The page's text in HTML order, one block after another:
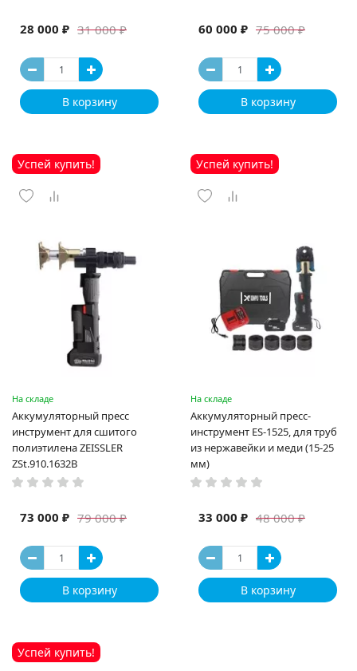
машина
31 000 ₽
28 000 ₽
В корзину
75 000 ₽
60 000 ₽
В корзину
Успей купить!
На складе
Аккумуляторный пресс
инструмент для сшитого
полиэтилена ZEISSLER
ZSt.910.1632B
79 000 ₽
73 000 ₽
В корзину
Успей купить!
На складе
Аккумуляторный пресс-
инструмент ES-1525, для труб
из нержавейки и меди (15-25
мм)
48 000 ₽
33 000 ₽
В корзину
Успей купить!